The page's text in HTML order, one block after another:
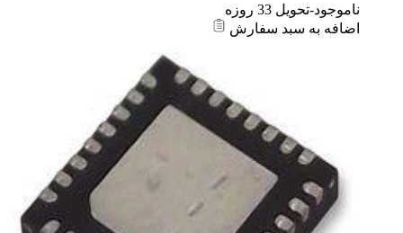
ناموجود-تحویل 33 روزه
اضافه به سبد سفارش